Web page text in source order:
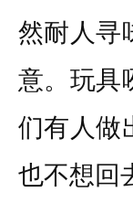
然耐人寻
意。玩具
们有人做
也不想回